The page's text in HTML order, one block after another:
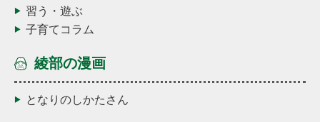
習う・遊ぶ
子育てコラム
綾部の漫画
となりのしかたさん